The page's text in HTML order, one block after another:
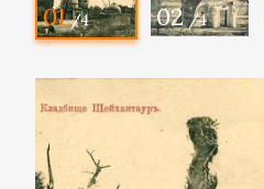
01 /4 02 /4